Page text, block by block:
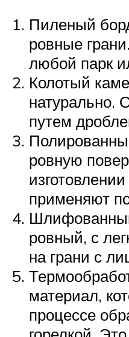
Пиленый
ровные
любой парк
Колотый
натурально.
путем
ровную
применяют
ровный, с
на грани с
материал,
процессе